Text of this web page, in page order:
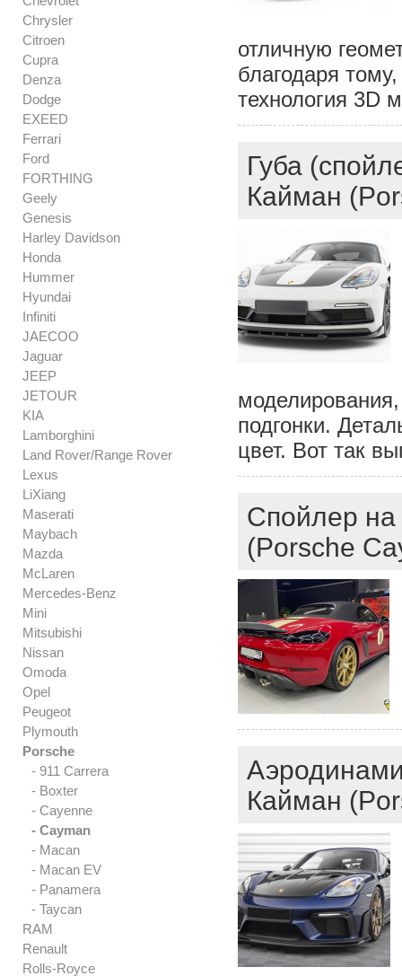
Chrysler
Citroen
Cupra
Denza
Dodge
EXEED
Ferrari
Ford
FORTHING
Geely
Genesis
Harley Davidson
Honda
Hummer
Hyundai
Infiniti
JAECOO
Jaguar
JEEP
JETOUR
KIA
Lamborghini
Land Rover/Range Rover
Lexus
LiXiang
Maserati
Maybach
Mazda
McLaren
Mercedes-Benz
Mini
Mitsubishi
Nissan
Omoda
Opel
Peugeot
Plymouth
Porsche
- 911 Carrera
- Boxter
- Cayenne
- Cayman
- Macan
- Macan EV
- Panamera
- Taycan
RAM
Renault
Rolls-Royce
отличную
благодаря
технология 3D
Губа
Кайман
моделирования,
подгонки.
цвет. Вот так
Спойлер
(Porsche
Кайман